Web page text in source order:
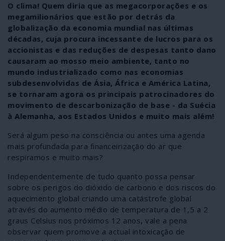
O clima! Quem diria que as megacorporações e os
megamilionários que estão por detrás da
globalização da economia mundial nas últimas
décadas, cuja procura incessante de lucros para os
accionistas e das reduções de despesas tanto dano
causaram ao mosso meio ambiente, tanto no
mundo industrializado como nas economias
subdesenvolvidas de Ásia, África e América Latina,
se tornaram agora os principais patrocinadores do
movimento de descarbonização de base - da Suécia
à Alemanha, aos Estados Unidos e muito mais além!
Será algum peso na consciência ou antes uma agenda
mais profundada para financeirização do ar que
respiramos e muito mais?
Independentemente de tudo quanto possa pensar
sobre os perigos do dióxido de carbono e dos riscos do
aquecimento global criando uma catástrofe global
através do aumento médio de temperatura de 1,5 a 2
graus Celsius nos próximos 12 anos, vale a pena
observar quem promove a actual intoxicação de